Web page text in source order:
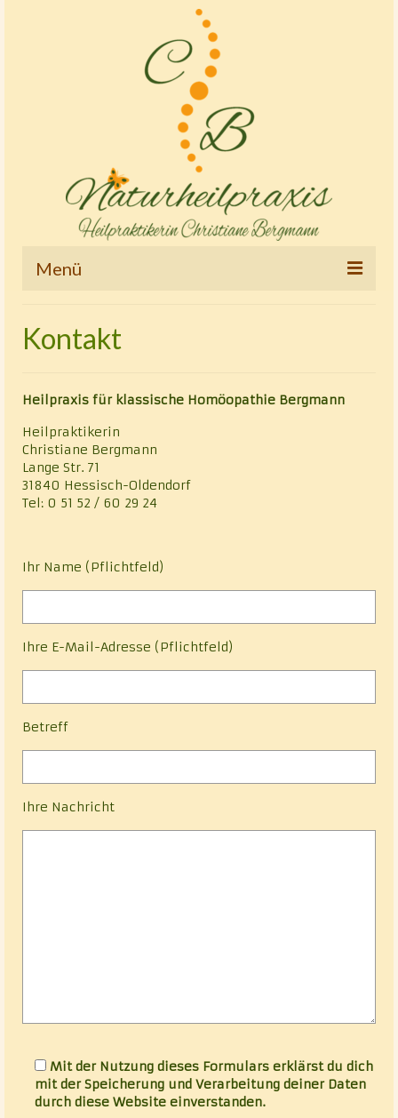
Menü
Therapien und Tätigkeitsschwerpunkte
Osteopathie – Kinderostheopathie
Klassische Homöopathie
Cranio – Sacrale – Osteopathie
Rhythmisch-energetische Wirbelsäulen- und
Alternative Heilmethoden
Vita
Datenschutz
Kontakt
Heilpraxis für klassische Homöopathie Bergmann
Heilpraktikerin
Christiane Bergmann
Lange Str. 71
31840 Hessisch-Oldendorf
Tel: 0 51 52 / 60 29 24
Ihr Name (Pflichtfeld)
Ihre E-Mail-Adresse (Pflichtfeld)
Betreff
Ihre Nachricht
Mit der Nutzung dieses Formulars erklärst du dich
mit der Speicherung und Verarbeitung deiner Daten
durch diese Website einverstanden.